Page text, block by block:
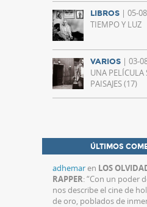
LIBROS | 05-
TIEMPO Y LUZ
VARIOS | 03-
UNA
PAISAJES (17)
ÚLTIMOS
adhemaren LOS
RAPPER: “Con un poder
nos describe el cine de
de oro, poblados de